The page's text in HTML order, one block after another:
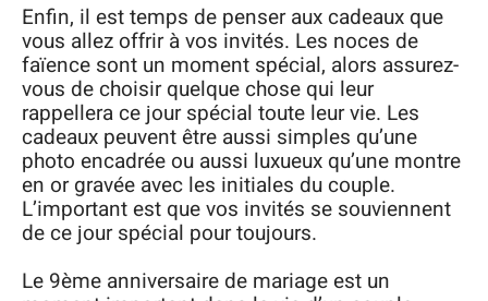
Enfin, il est temps de penser aux cadeaux que
vous allez offrir à vos invités. Les noces de
faïence sont un moment spécial, alors assurez-
vous de choisir quelque chose qui leur
rappellera ce jour spécial toute leur vie. Les
cadeaux peuvent être aussi simples qu’une
photo encadrée ou aussi luxueux qu’une montre
en or gravée avec les initiales du couple.
L’important est que vos invités se souviennent
de ce jour spécial pour toujours.
Le 9ème anniversaire de mariage est un